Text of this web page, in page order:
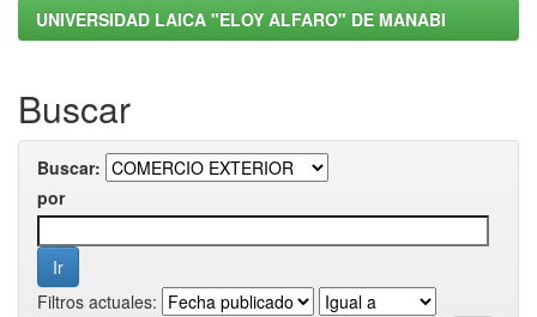
UNIVERSIDAD LAICA "ELOY ALFARO" DE MANABI
Buscar
Buscar:
por
Filtros actuales: